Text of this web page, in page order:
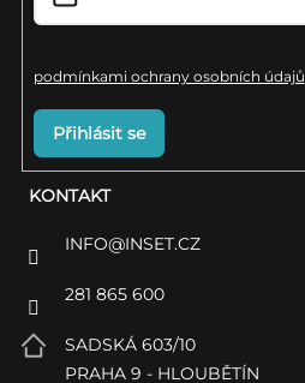
KONTAKT
INFO@INSET.CZ
281 865 600
SADSKÁ 603/10
PRAHA 9 - HLOUBĚTÍN
podmínkami ochrany osobních údajů
Přihlásit se